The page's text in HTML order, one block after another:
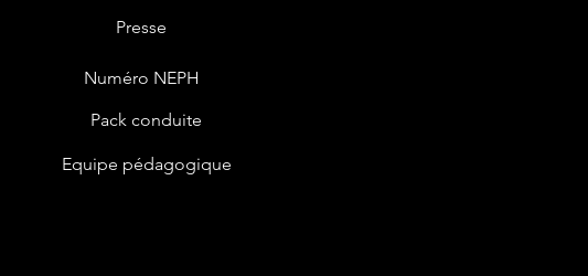
Presse
Numéro NEPH
Pack conduite
Equipe pédagogique